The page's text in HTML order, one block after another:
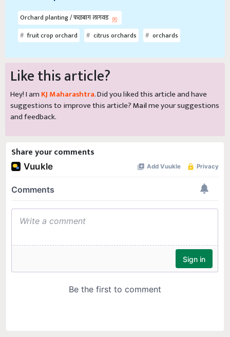
Orchard planting / फळबाग लागवड
fruit crop orchard
citrus orchards orchards
Like this article?
Hey! I am KJ Maharashtra. Did you liked this article and have
suggestions to improve this article?Mailme your suggestions
and feedback.
Share your comments